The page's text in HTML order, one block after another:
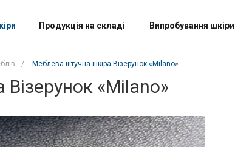
Продукція на складі Випробування шкіри
/ Меблева штучна шкіра Візерунок «‎Milano»
«‎Milano»